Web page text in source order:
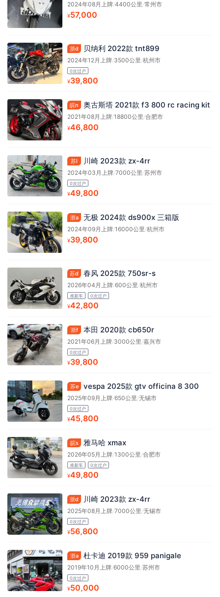
2024年08月上牌/4400公里/常州市
¥57,000
浙d 贝纳利 2022款 tnt899
2024年12月上牌/3500公里/杭州市
0次过户
¥39,800
皖n 奥古斯塔 2021款 f3 800 rc racing kit
2021年08月上牌/18800公里/合肥市
¥46,800
苏l 川崎 2023款 zx-4rr
2024年03月上牌/7000公里/苏州市
0次过户
¥49,800
浙a 无极 2024款 ds900x 三箱版
2024年09月上牌/16000公里/杭州市
¥39,800
苏d 春风 2025款 750sr-s
2026年04月上牌/600公里/杭州市
准新车 0次过户
¥42,800
浙f 本田 2020款 cb650r
2021年06月上牌/3000公里/嘉兴市
0次过户
¥39,800
苏e vespa 2025款 gtv officina 8 300
2025年09月上牌/650公里 /无锡市
0次过户
¥45,800
皖s 雅马哈 xmax
2026年05月上牌/1300公里 /合肥市
准新车 0次过户
¥49,800
浙d 川崎 2023款 zx-4rr
2025年08月上牌/7000公里 /无锡市
0次过户
¥56,800
浙a 杜卡迪 2019款 959 panigale
2019年10月上牌/6000公里 /苏州市
0次过户
¥50,000